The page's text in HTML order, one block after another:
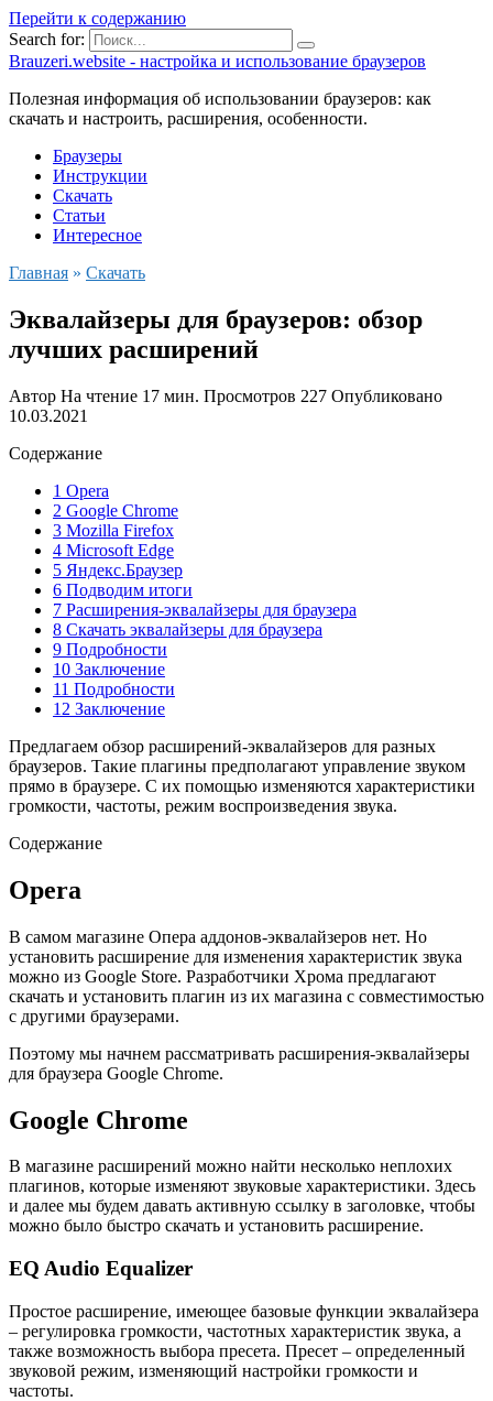
Перейти к содержанию
Search for:
Brauzeri.website - настройка и использование браузеров
Полезная информация об использовании браузеров: как
скачать и настроить, расширения, особенности.
Браузеры
Инструкции
Скачать
Статьи
Интересное
Главная » Скачать
Эквалайзеры для браузеров: обзор
лучших расширений
Автор На чтение 17 мин. Просмотров 227 Опубликовано
10.03.2021
Содержание
1 Opera
2 Google Chrome
3 Mozilla Firefox
4 Microsoft Edge
5 Яндекс.Браузер
6 Подводим итоги
7 Расширения-эквалайзеры для браузера
8 Скачать эквалайзеры для браузера
9 Подробности
10 Заключение
11 Подробности
12 Заключение
Предлагаем обзор расширений-эквалайзеров для разных
браузеров. Такие плагины предполагают управление звуком
прямо в браузере. С их помощью изменяются характеристики
громкости, частоты, режим воспроизведения звука.
Содержание
Opera
В самом магазине Опера аддонов-эквалайзеров нет. Но
установить расширение для изменения характеристик звука
можно из Google Store. Разработчики Хрома предлагают
скачать и установить плагин из их магазина с совместимостью
с другими браузерами.
Поэтому мы начнем рассматривать расширения-эквалайзеры
для браузера Google Chrome.
Google Chrome
В магазине расширений можно найти несколько неплохих
плагинов, которые изменяют звуковые характеристики. Здесь
и далее мы будем давать активную ссылку в заголовке, чтобы
можно было быстро скачать и установить расширение.
EQ Audio Equalizer
Простое расширение, имеющее базовые функции эквалайзера
– регулировка громкости, частотных характеристик звука, а
также возможность выбора пресета. Пресет – определенный
звуковой режим, изменяющий настройки громкости и
частоты.